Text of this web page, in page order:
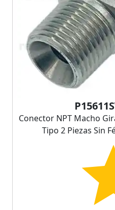
Conector NPT Macho
Tipo 2 Piezas Sin